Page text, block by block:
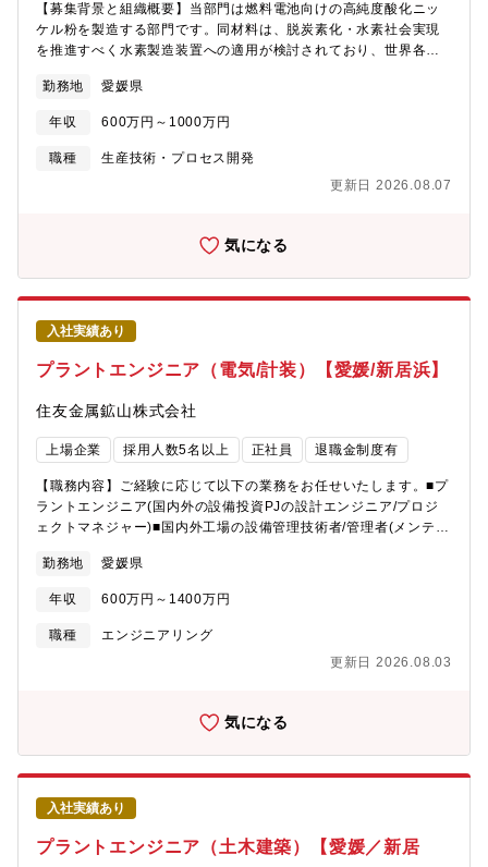
【募集背景と組織概要】当部門は燃料電池向けの高純度酸化ニッ
ケル粉を製造する部門です。同材料は、脱炭素化・水素社会実現
を推進すべく水素製造装置への適用が検討されており、世界各地
は大きくありませんでしたが、分散電源として注目されており、
今後の拡大が期待される分野です。当社の酸化ニッケル粉事業
は、現在の製造工場で技術を磨きつつ、高純度・粒子制御・安定
供給などの強みを活かして顧客要望に応え、今後の拡大に備えて
向けて行動できる人材を求めています。【お任せしたい業務・業
していただきます。上司（職場全体のマネージャー）をサポート
し、酸化ニッケル粉の製造技術改善、製品品質管理（内部外部の
品質案件対応を含む）を行うことが業務です。技術・品管スタッ
フは2名です。現在は職場全体のマネージャーが統括しています
が、入社後はマネージャーの下で2名を統括する役割となります。
また、経験に合わせて、生産管理を含めた職場全体の統括者（管
理社員）の役割へとステップアップしていくことも想定しており
ます。工場稼働は24時間ですが、土日は休止が基本です。現状は1
回/月程度の土日稼働があります。製造量の増加に合わせて毎土日
の稼働へと移行する可能性があります（現在はパイロット生産の
規模感であり、将来は本格的な量産工場とすることを目指してい
ます）。(1)製造技術・工程改善の技術的支援・工程不具合の技術
的支援・対顧客技術案件の対応(2)品質管理・製品品質の管理・製
品品質の改善計画策定/実行・工程内検査/受入検査の管理・文書管
理・工程異常/顧客クレーム対応・各種変更の管理【組織の特徴
専門知識があれば業務に直接活用できますが、化学、物理、数学
す。・工場では生産活動が24時間3交替制で運営されています。日
勤のスタッフと合わせて、職場では約10名が同時に勤務していま
ある関係会社の敷地内で活動しています。そのため、異なる会社
生産を開始したのが2018年と比較的新しい職場です。キャリア採
用者が多く、少人数でコミュニケーションが取りやすい環境で
す。・各年代がバランス良く所属していますが、世代間の垣根は
感じられず、意見を言い易い穏やかな雰囲気です。・職場の状況
が全体で共有されており、エンゲージメントも全社的に高めで
す。【本ポジションの魅力と得られるスキル・経験】・原料購入
から出荷まで一貫した工程が職場に備わっており、粉体製造の広
汎な知識、経験が得られます。・工場規模がコンパクトで企画か
勤務地 愛媛県
年収 600万円～1000万円
職種
生産技術・プロセス開発
更新日 2026.08.07
気になる
入社実績あり
プラントエンジニア（電気/計装）【愛媛/新居浜】
住友金属鉱山株式会社
上場企業 採用人数5名以上 正社員 退職金制度有
【職務内容】ご経験に応じて以下の業務をお任せいたします。■プ
ラントエンジニア(国内外の設備投資PJの設計エンジニア/プロジ
ェクトマネジャー)■国内外工場の設備管理技術者/管理者(メンテナ
エンジニアリングメーカーをコントロールするオーナー側エンジ
ニア【本ポジションの魅力】★プラントオーナー側の立場で幅広
い業務に携わることができます。また、電気と計装を分けていな
いため、入社後は広くエンジニアリング業務をご経験いただけま
子会社化をしておらず、社内に組織化しています。そのため、国
シーケンサー制御・電気機器計装端末選定調達など、基本設計か
ら工事監理・試運転まで、分業化せずに一貫して行うことができ
ます。これらの知識経験を基に、海外PJにおいてはEPCエンジメ
ーカーと契約し発電所建設も含めた製錬所建設を行っています。
★大きな仕事を早くから任されることでスキルを付けられるこ
と、そしてEPCMの全般に関わることも魅力の一つです。【キャ
リアパス】ご年齢や経験により以下のいずれかにご対応いただき
ます。１．電計設計技術者の教育システムによるキャリアアップ
勤務地 愛媛県
年収 600万円～1400万円
職種
エンジニアリング
更新日 2026.08.03
気になる
入社実績あり
プラントエンジニア（土木建築）【愛媛／新居